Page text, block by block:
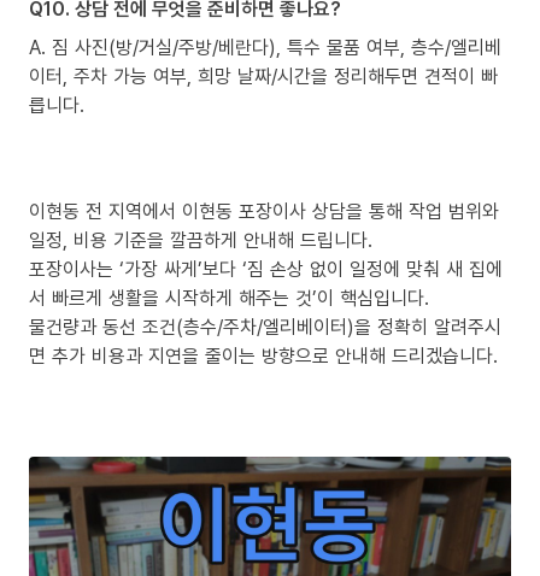
Q10. 상담 전에 무엇을 준비하면 좋나요?
A. 짐 사진(방/거실/주방/베란다), 특수 물품 여부, 층수/엘리베
이터, 주차 가능 여부, 희망 날짜/시간을 정리해두면 견적이 빠
릅니다.
이현동 전 지역에서 이현동 포장이사 상담을 통해 작업 범위와
일정, 비용 기준을 깔끔하게 안내해 드립니다.
포장이사는 ‘가장 싸게’보다 ‘짐 손상 없이 일정에 맞춰 새 집에
서 빠르게 생활을 시작하게 해주는 것’이 핵심입니다.
물건량과 동선 조건(층수/주차/엘리베이터)을 정확히 알려주시
면 추가 비용과 지연을 줄이는 방향으로 안내해 드리겠습니다.